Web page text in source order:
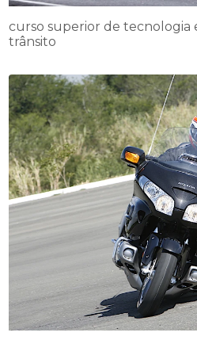
curso superior de tecnologia
trânsito